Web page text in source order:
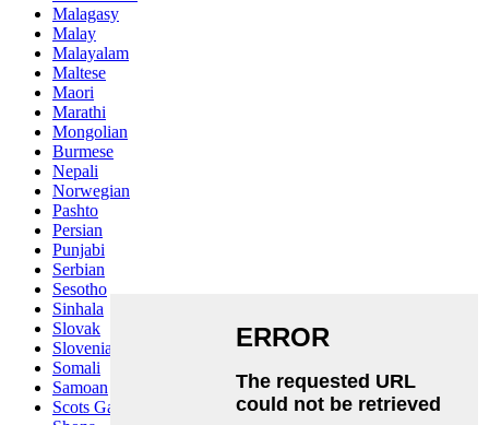
Malagasy
Malay
Malayalam
Maltese
Maori
Marathi
Mongolian
Burmese
Nepali
Norwegian
Pashto
Persian
Punjabi
Serbian
Sesotho
Sinhala
Slovak
Slovenian
Somali
Samoan
Scots Gaelic